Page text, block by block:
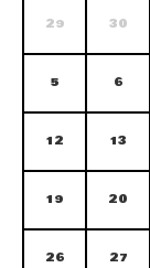
29 30
5 6
12 13
19 20
26 27